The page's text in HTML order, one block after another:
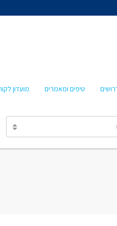
טיפים ומאמרים מועדון
טלי עזרא